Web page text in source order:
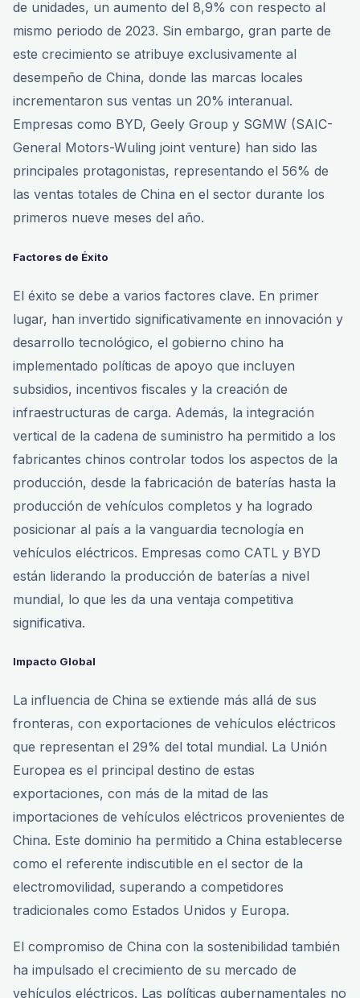
de unidades, un aumento del 8,9% con respecto al
mismo periodo de 2023. Sin embargo, gran parte de
este crecimiento se atribuye exclusivamente al
desempeño de China, donde las marcas locales
incrementaron sus ventas un 20% interanual.
Empresas como BYD, Geely Group y SGMW (SAIC-
General Motors-Wuling joint venture) han sido las
principales protagonistas, representando el 56% de
las ventas totales de China en el sector durante los
primeros nueve meses del año.
Factores de Éxito
El éxito se debe a varios factores clave. En primer
lugar, han invertido significativamente en innovación y
desarrollo tecnológico, el gobierno chino ha
implementado políticas de apoyo que incluyen
subsidios, incentivos fiscales y la creación de
infraestructuras de carga. Además, la integración
vertical de la cadena de suministro ha permitido a los
fabricantes chinos controlar todos los aspectos de la
producción, desde la fabricación de baterías hasta la
producción de vehículos completos y ha logrado
posicionar al país a la vanguardia tecnología en
vehículos eléctricos. Empresas como CATL y BYD
están liderando la producción de baterías a nivel
mundial, lo que les da una ventaja competitiva
significativa.
Impacto Global
La influencia de China se extiende más allá de sus
fronteras, con exportaciones de vehículos eléctricos
que representan el 29% del total mundial. La Unión
Europea es el principal destino de estas
exportaciones, con más de la mitad de las
importaciones de vehículos eléctricos provenientes de
China. Este dominio ha permitido a China establecerse
como el referente indiscutible en el sector de la
electromovilidad, superando a competidores
tradicionales como Estados Unidos y Europa.
El compromiso de China con la sostenibilidad también
ha impulsado el crecimiento de su mercado de
vehículos eléctricos. Las políticas gubernamentales no